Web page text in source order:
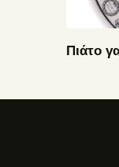
Πιάτο